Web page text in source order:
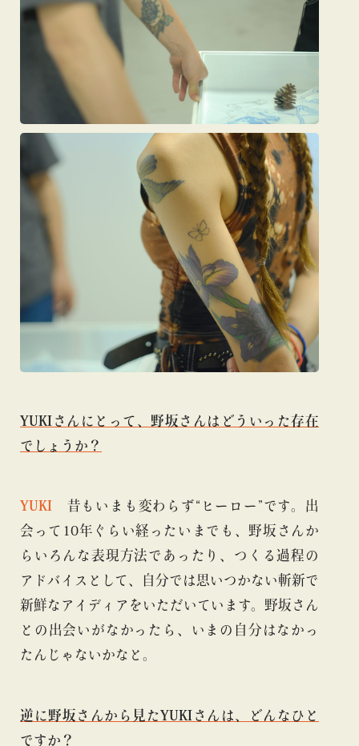
YUKIさんにとって、野坂さんはどういった存在
でしょうか？
YUKI 昔もいまも変わらず“ヒーロー”です。出
会って10年ぐらい経ったいまでも、野坂さんか
らいろんな表現方法であったり、つくる過程の
アドバイスとして、自分では思いつかない斬新で
新鮮なアイディアをいただいています。野坂さん
との出会いがなかったら、いまの自分はなかっ
たんじゃないかなと。
逆に野坂さんから見たYUKIさんは、どんなひと
ですか？